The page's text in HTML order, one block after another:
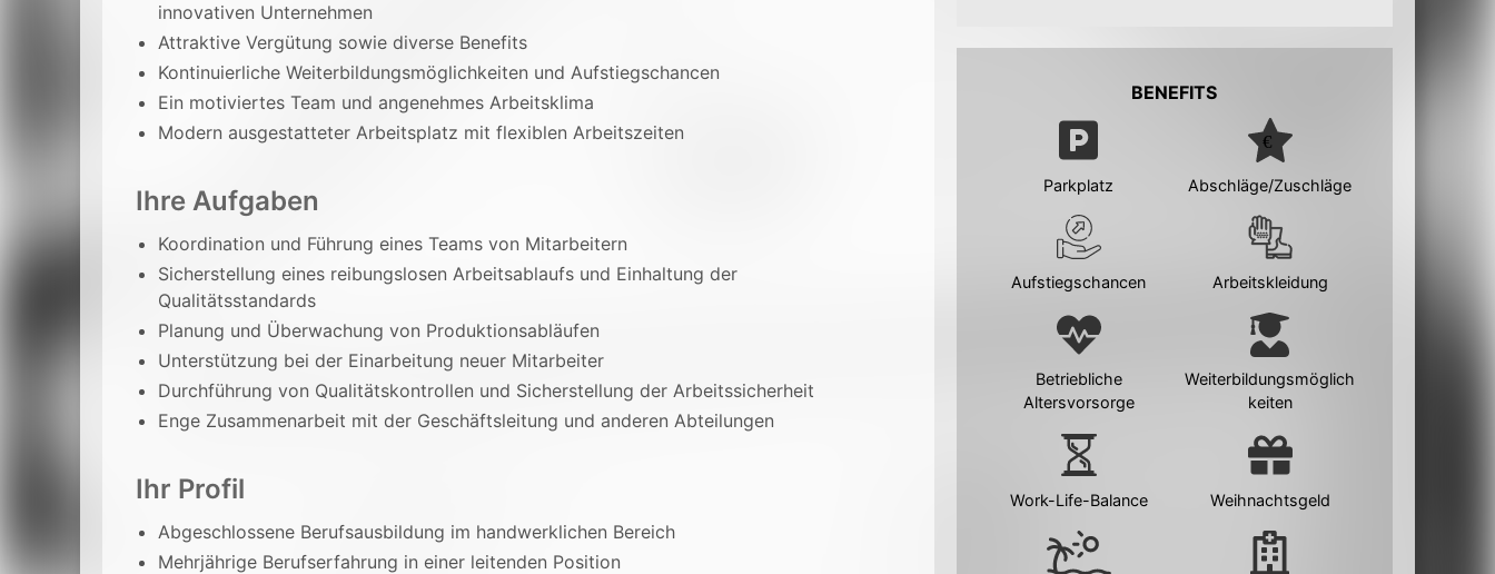
innovativen Unternehmen
Attraktive Vergütung sowie diverse Benefits
Kontinuierliche Weiterbildungsmöglichkeiten und Aufstiegschancen
Ein motiviertes Team und angenehmes Arbeitsklima
Modern ausgestatteter Arbeitsplatz mit flexiblen Arbeitszeiten
Ihre Aufgaben
Koordination und Führung eines Teams von Mitarbeitern
Sicherstellung eines reibungslosen Arbeitsablaufs und Einhaltung der
Qualitätsstandards
Planung und Überwachung von Produktionsabläufen
Unterstützung bei der Einarbeitung neuer Mitarbeiter
Durchführung von Qualitätskontrollen und Sicherstellung der Arbeitssicherheit
Enge Zusammenarbeit mit der Geschäftsleitung und anderen Abteilungen
Ihr Profil
Abgeschlossene Berufsausbildung im handwerklichen Bereich
Mehrjährige Berufserfahrung in einer leitenden Position
BENEFITS
Parkplatz Abschläge/Zuschläge
Aufstiegschancen Arbeitskleidung
Betriebliche
Altersvorsorge
Weiterbildungsmöglich
keiten
Work-Life-Balance Weihnachtsgeld